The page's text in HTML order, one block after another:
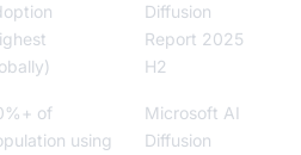
Diffusion
Report 2025
H2
of
using
Microsoft AI
Diffusion